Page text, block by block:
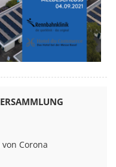
Corona